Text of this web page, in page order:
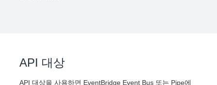
API 대상
API 대상을 사용하면 EventBridge Event Bus 또는 Pipe에